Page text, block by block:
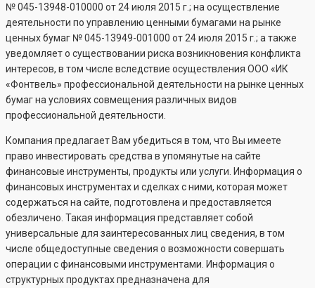
№045-13948-010000 от 24 июля 2015 г.; на осуществление
деятельности по управлению ценными бумагами на рынке
ценных бумаг №045-13949-001000 от 24 июля 2015 г.; а также
уведомляет о существовании риска возникновения конфликта
интересов, в том числе вследствие осуществления ООО «ИК
«Фонтвель» профессиональной деятельности на рынке ценных
бумаг на условиях совмещения различных видов
профессиональной деятельности.
Компания предлагает Вам убедиться в том, что Вы имеете
право инвестировать средства в упомянутые на сайте
финансовые инструменты, продукты или услуги. Информация о
финансовых инструментах и сделках с ними, которая может
содержаться на сайте, подготовлена и предоставляется
обезличено. Такая информация представляет собой
универсальные для заинтересованных лиц сведения, в том
числе общедоступные сведения о возможности совершать
операции с финансовыми инструментами. Информация о
структурных продуктах предназначена для